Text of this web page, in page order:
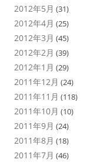
2012年5月 (31)
2012年4月 (25)
2012年3月 (45)
2012年2月 (39)
2012年1月 (29)
2011年12月 (24)
2011年11月 (118)
2011年10月 (10)
2011年9月 (24)
2011年8月 (18)
2011年7月 (46)